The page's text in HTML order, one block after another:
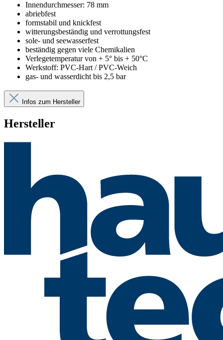
Innendurchmesser: 78 mm
abriebfest
formstabil und knickfest
witterungsbeständig und verrottungsfest
sole- und seewasserfest
beständig gegen viele Chemikalien
Verlegetemperatur von + 5° bis + 50°C
Werkstoff: PVC-Hart / PVC-Weich
gas- und wasserdicht bis 2,5 bar
Infos zum Hersteller
Hersteller